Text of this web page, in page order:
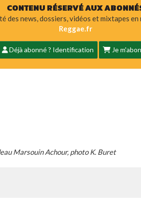
CONTENU RÉSERVÉ AUX
des news, dossiers, vidéos et mixtapes
Reggae.fr
Déjà abonné ? Identification Je
Marsouin Achour, photo K. Buret